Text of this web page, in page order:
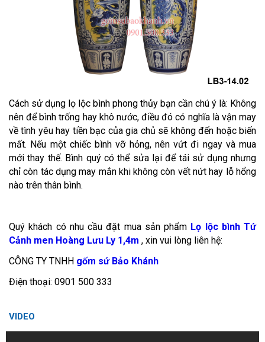
Cách sử dụng lọ lộc bình phong thủy bạn cần chú ý là: Không
nên để bình trống hay khô nước, điều đó có nghĩa là vận may
về tình yêu hay tiền bạc của gia chủ sẽ không đến hoặc biến
mất. Nếu một chiếc bình vỡ hỏng, nên vứt đi ngay và mua
mới thay thế. Bình quý có thể sửa lại để tái sử dụng nhưng
chỉ còn tác dụng may mắn khi không còn vết nứt hay lỗ hổng
nào trên thân bình.
Quý khách có nhu cầu đặt mua sản phẩm Lọ lộc bình Tứ
Cảnh men Hoàng Lưu Ly 1,4m , xin vui lòng liên hệ:
CÔNG TY TNHH gốm sứ Bảo Khánh
Điện thoại: 0901 500 333
VIDEO